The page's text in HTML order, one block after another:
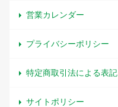
営業カレンダー
プライバシーポリシー
特定商取引法による表記
サイトポリシー